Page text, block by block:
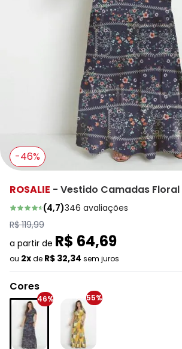
-46%
ROSALIE - Vestido Camadas Floral
(4,7)346 avaliações
R$ 119,99
a partir de R$ 64,69
ou 2xde R$ 32,34 sem juros
Cores
46% 55%